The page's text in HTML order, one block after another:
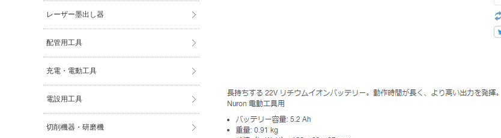
レーザー墨出し器
配管用工具
充電・電動工具
電設用工具
切削機器・研磨機